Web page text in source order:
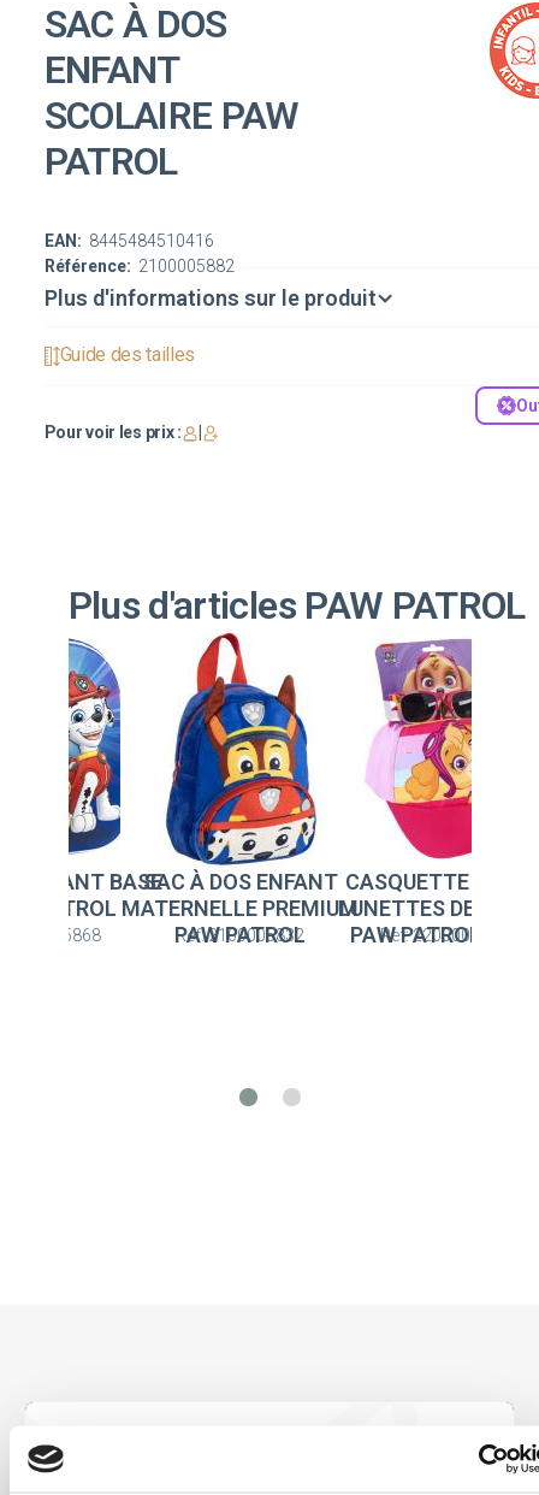
SAC À DOS
ENFANT
SCOLAIRE PAW
PATROL
Référence: 2100005882
EAN: 8445484510416
Plus d'informations sur le produit
Guide des tailles
Pour voir les prix :
Plus d'articles PAW PATROL
ENFANT
PREMIUM
PATROL
2100005832
CASQUETTE SET DE
LUNETTES DE SOLEIL
PAW PATROL SKYE
Ref: 2200009865
SAC À DOS ENFANT
3D PAW PATROL
Ref: 2100005868